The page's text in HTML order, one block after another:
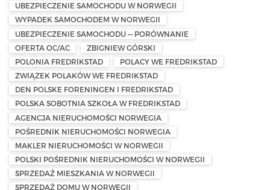
UBEZPIECZENIE SAMOCHODU W NORWEGII
WYPADEK SAMOCHODEM W NORWEGII
UBEZPIECZENIE SAMOCHODU — PORÓWNANIE
OFERTA OC/AC
ZBIGNIEW GÓRSKI
POLONIA FREDRIKSTAD
POLACY WE FREDRIKSTAD
ZWIĄZEK POLAKÓW WE FREDRIKSTAD
DEN POLSKE FORENINGEN I FREDRIKSTAD
POLSKA SOBOTNIA SZKOŁA W FREDRIKSTAD
AGENCJA NIERUCHOMOŚCI NORWEGIA
POŚREDNIK NIERUCHOMOŚCI NORWEGIA
MAKLER NIERUCHOMOŚCI W NORWEGII
POLSKI POŚREDNIK NIERUCHOMOŚCI W NORWEGII
SPRZEDAŻ MIESZKANIA W NORWEGII
SPRZEDAŻ DOMU W NORWEGII